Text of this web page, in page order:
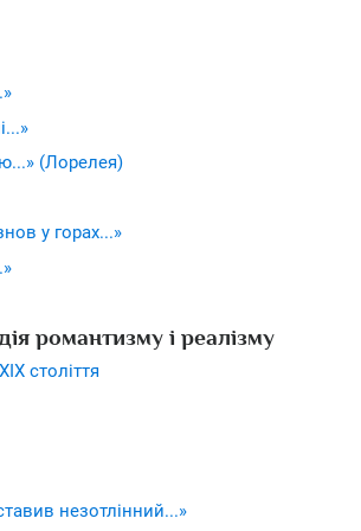
(Лорелея)
у горах...»
романтизму і реалізму
століття
незотлінний...»